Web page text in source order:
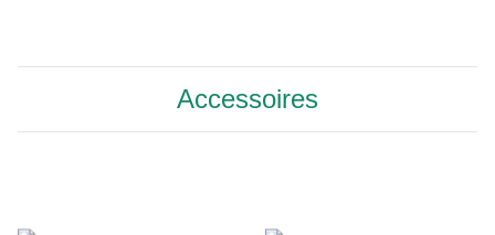
Accessoires